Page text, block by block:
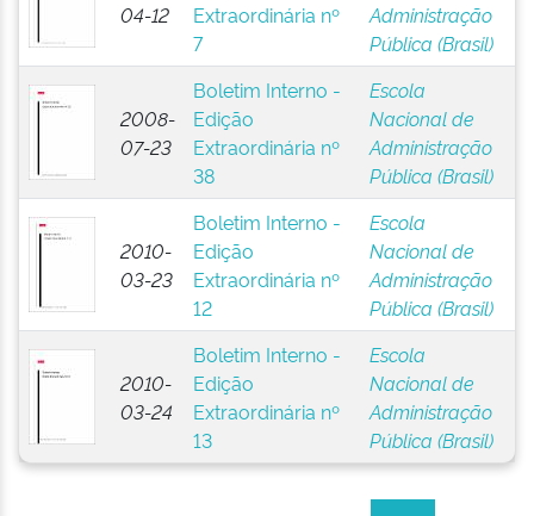
04-12
Extraordinária nº
7
Administração
Pública (Brasil)
2008-
07-23
Boletim Interno -
Edição
Extraordinária nº
38
Escola
Nacional de
Administração
Pública (Brasil)
2010-
03-23
Boletim Interno -
Edição
Extraordinária nº
12
Escola
Nacional de
Administração
Pública (Brasil)
2010-
03-24
Boletim Interno -
Edição
Extraordinária nº
13
Escola
Nacional de
Administração
Pública (Brasil)